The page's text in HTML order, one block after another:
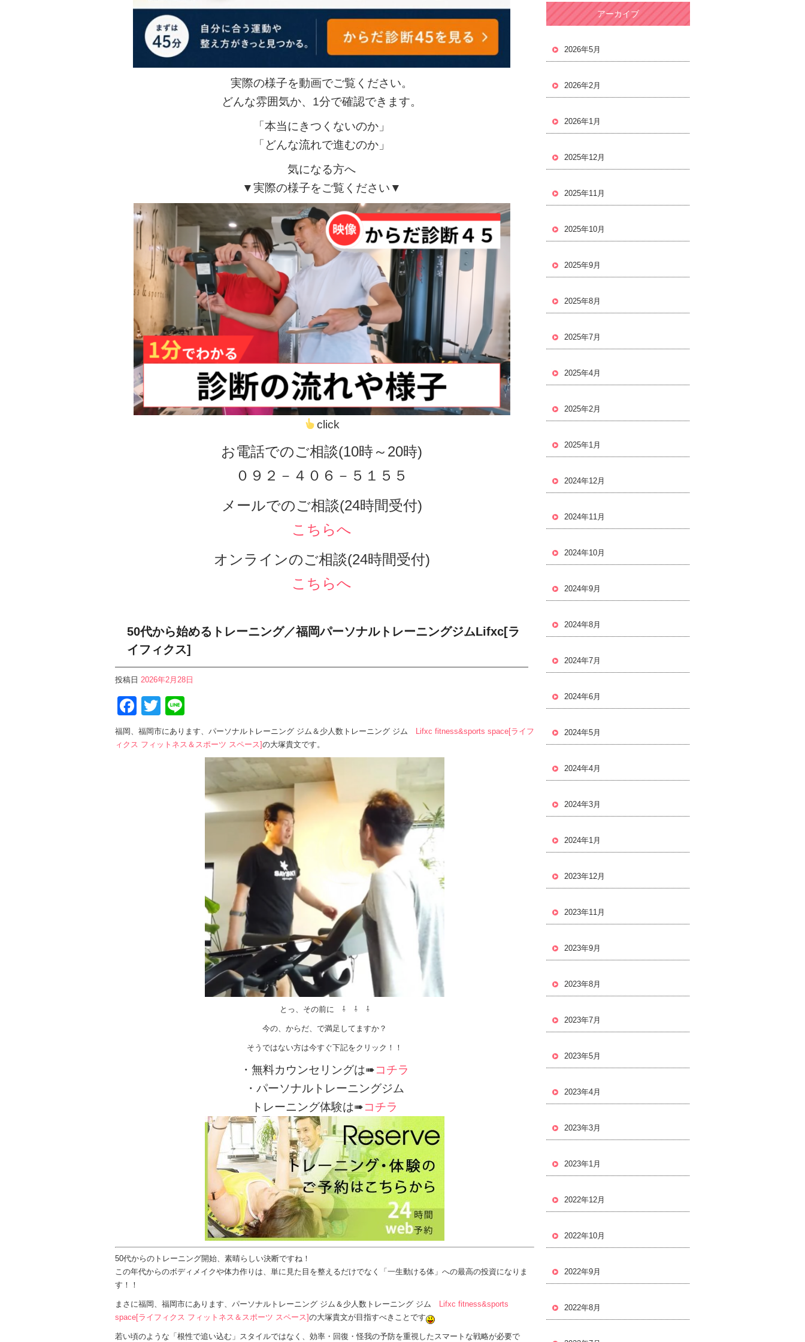
実際の様子を動画でご覧ください。
どんな雰囲気か、1分で確認できます。
「本当にきつくないのか」
「どんな流れで進むのか」
気になる方へ
▼実際の様子をご覧ください▼
click
お電話でのご相談(10時～20時)
０９２－４０６－５１５５
メールでのご相談(24時間受付)
こちらへ
オンラインのご相談(24時間受付)
こちらへ
50代から始めるトレーニング／福岡パーソナルトレーニングジムLifxc[ラ
イフィクス]
投稿日 2026年2月28日
Facebook
Twitter
福岡、福岡市にあります、パーソナルトレーニング ジム＆少人数トレーニング ジム Lifxc fitness&sports space[ライフ
ィクス フィットネス＆スポーツ スペース]の大塚貴文です。
とっ、その前に ⇩ ⇩ ⇩
今の、からだ、で満足してますか？
そうではない方は今すぐ下記をクリック！！
・無料カウンセリングは➠コチラ
・パーソナルトレーニングジム
トレーニング体験は➠コチラ
50代からのトレーニング開始、素晴らしい決断ですね！
この年代からのボディメイクや体力作りは、単に見た目を整えるだけでなく「一生動ける体」への最高の投資になりま
す！！
まさに福岡、福岡市にあります、パーソナルトレーニング ジム＆少人数トレーニング ジム Lifxc fitness&sports
space[ライフィクス フィットネス＆スポーツ スペース]の大塚貴文が目指すべきことです
若い頃のような「根性で追い込む」スタイルではなく、効率・回復・怪我の予防を重視したスマートな戦略が必要で
アーカイブ
2026年5月
2026年2月
2026年1月
2025年12月
2025年11月
2025年10月
2025年9月
2025年8月
2025年7月
2025年4月
2025年2月
2025年1月
2024年12月
2024年11月
2024年10月
2024年9月
2024年8月
2024年7月
2024年6月
2024年5月
2024年4月
2024年3月
2024年1月
2023年12月
2023年11月
2023年9月
2023年8月
2023年7月
2023年5月
2023年4月
2023年3月
2023年1月
2022年12月
2022年10月
2022年9月
2022年8月